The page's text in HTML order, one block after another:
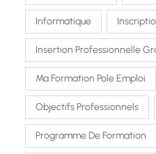
Informatique
Insertion Professionnelle
Ma Formation Pole Emploi
Objectifs Professionnels
Programme De Formation